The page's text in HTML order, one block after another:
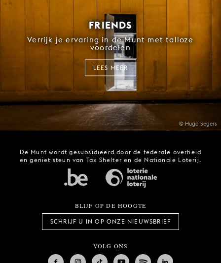
© Hugo Segers
FRIENDS
Verrijk je ervaring in de Munt met talloze
voordelen
LEES MEER
De Munt wordt gesubsidieerd door de federale overheid
en geniet steun van Tax Shelter en de Nationale Loterij.
BLIJF OP DE HOOGTE
SCHRIJF U IN OP ONZE NIEUWSBRIEF
VOLG ONS